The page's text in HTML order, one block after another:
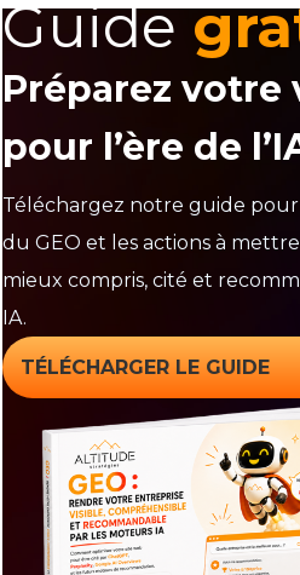
Guide
Préparez
pour l’ère de
Téléchargez notre guide
du GEO et les actions à
mieux compris, cité et
IA.
TÉLÉCHARGER LE GUIDE